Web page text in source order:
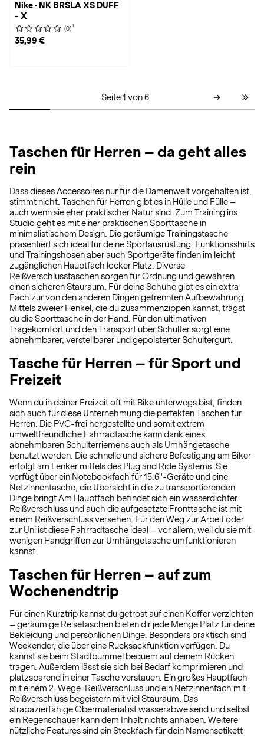
Nike · NK BRSLA XS DUFF
- X
(0) 1
35,99 €
Seite 1 von 6
Taschen für Herren – da geht alles
rein
Dass dieses Accessoires nur für die Damenwelt vorgehalten ist,
stimmt nicht. Taschen für Herren gibt es in Hülle und Fülle –
auch wenn sie eher praktischer Natur sind. Zum Training ins
Studio geht es mit einer praktischen Sporttasche in
minimalistischem Design. Die geräumige Trainingstasche
präsentiert sich ideal für deine Sportausrüstung. Funktionsshirts
und Trainingshosen aber auch Sportgeräte finden im leicht
zugänglichen Hauptfach locker Platz. Diverse
Reißverschlusstaschen sorgen für Ordnung und gewähren
einen sicheren Stauraum. Für deine Schuhe gibt es ein extra
Fach zur von den anderen Dingen getrennten Aufbewahrung.
Mittels zweier Henkel, die du zusammenzippen kannst, trägst
du die Sporttasche in der Hand. Für den ultimativen
Tragekomfort und den Transport über Schulter sorgt eine
abnehmbarer, verstellbarer und gepolsterter Schultergurt.
Tasche für Herren – für Sport und
Freizeit
Wenn du in deiner Freizeit oft mit Bike unterwegs bist, finden
sich auch für diese Unternehmung die perfekten Taschen für
Herren. Die PVC-frei hergestellte und somit extrem
umweltfreundliche Fahrradtasche kann dank eines
abnehmbaren Schulterriemens auch als Umhängetasche
benutzt werden. Die schnelle und sichere Befestigung am Biker
erfolgt am Lenker mittels des Plug and Ride Systems. Sie
verfügt über ein Notebookfach für 15.6''-Geräte und eine
Netzinnentasche, die Übersicht in die zu transportierenden
Dinge bringt Am Hauptfach befindet sich ein wasserdichter
Reißverschluss und auch die aufgesetzte Fronttasche ist mit
einem Reißverschluss versehen. Für den Weg zur Arbeit oder
zur Uni ist diese Fahrradtasche ideal – vor allem, weil du sie mit
wenigen Handgriffen zur Umhängetasche umfunktionieren
kannst.
Taschen für Herren – auf zum
Wochenendtrip
Für einen Kurztrip kannst du getrost auf einen Koffer verzichten
– geräumige Reisetaschen bieten dir jede Menge Platz für deine
Bekleidung und persönlichen Dinge. Besonders praktisch sind
Weekender, die über eine Rucksackfunktion verfügen. Du
kannst sie beim Stadtbummel bequem auf deinem Rücken
tragen. Außerdem lässt sie sich bei Bedarf komprimieren und
platzsparend in einer Tasche verstauen. Ein großes Hauptfach
mit einem 2-Wege-Reißverschluss und ein Netzinnenfach mit
Reißverschluss begeistern mit viel Stauraum. Das
strapazierfähige Obermaterial ist wasserabweisend und selbst
ein Regenschauer kann dem Inhalt nichts anhaben. Weitere
nützliche Features sind ein Steckfach für dein Namensetikett